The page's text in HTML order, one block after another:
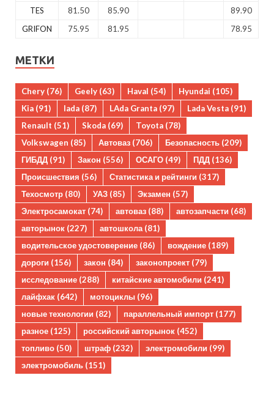
TES
81.50 85.90
89.90
GRIFON
75.95 81.95 78.95
МЕТКИ
Chery (76) Geely (63) Haval (54) Hyundai (105)
Kia (91) lada (87) LAda Granta (97) Lada Vesta (91)
Renault (51) Skoda (69) Toyota (78)
Volkswagen (85) Автоваз (706) Безопасность (209)
ГИБДД (91) Закон (556) ОСАГО (49) ПДД (136)
Происшествия (56) Статистика и рейтинги (317)
Техосмотр (80) УАЗ (85) Экзамен (57)
Электросамокат (74) автоваз (88) автозапчасти (68)
авторынок (227) автошкола(81)
водительское удостоверение (86) вождение (189)
дороги (156) закон (84) законопроект (79)
исследование (288) китайские автомобили (241)
лайфхак (642) мотоциклы (96)
новые технологии (82) параллельный импорт (177)
разное (125) российский авторынок (452)
топливо (50) штраф (232) электромобили (99)
электромобиль (151)